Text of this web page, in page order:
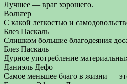
Лучшее — враг хорошего.
Вольтер
С какой легкостью и
Блез Паскаль
Слишком большие благодеяния
Блез Паскаль
Дурное употребление
Даниэль Дефо
Самое меньшее благо в жизни —